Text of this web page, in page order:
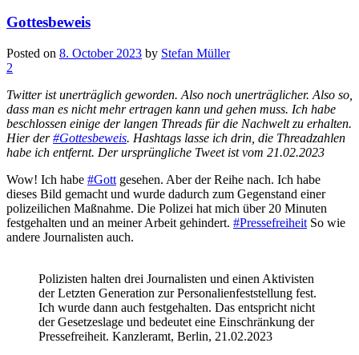
Gottesbeweis
Posted on 8. October 2023 by Stefan Müller
2
Twitter ist unerträglich geworden. Also noch unerträglicher. Also so,
dass man es nicht mehr ertragen kann und gehen muss. Ich habe
beschlossen einige der langen Threads für die Nachwelt zu erhalten.
Hier der#Gottesbeweis. Hashtags lasse ich drin, die Threadzahlen
habe ich entfernt. Der ursprüngliche Tweet ist vom 21.02.2023
Wow! Ich habe #Gott gesehen. Aber der Reihe nach. Ich habe
dieses Bild gemacht und wurde dadurch zum Gegenstand einer
polizeilichen Maßnahme. Die Polizei hat mich über 20 Minuten
festgehalten und an meiner Arbeit gehindert. #Pressefreiheit So wie
andere Journalisten auch.
Polizisten halten drei Journalisten und einen Aktivisten
der Letzten Generation zur Personalienfeststellung fest.
Ich wurde dann auch festgehalten. Das entspricht nicht
der Gesetzeslage und bedeutet eine Einschränkung der
Pressefreiheit. Kanzleramt, Berlin, 21.02.2023